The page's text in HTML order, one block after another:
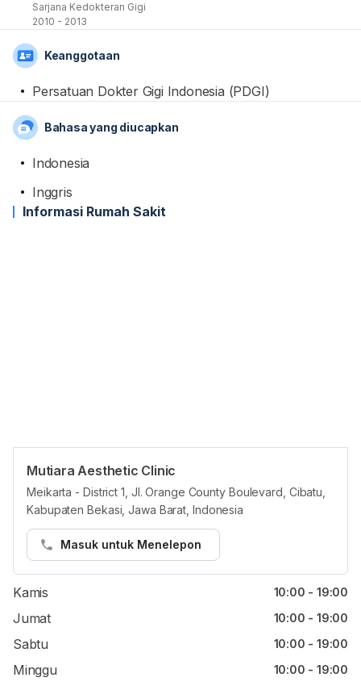
Sarjana Kedokteran Gigi
2010 - 2013
Keanggotaan
Persatuan Dokter Gigi Indonesia (PDGI)
Bahasa yang diucapkan
Indonesia
Inggris
Informasi Rumah Sakit
Mutiara Aesthetic Clinic
Meikarta - District 1, Jl. Orange County Boulevard, Cibatu,
Kabupaten Bekasi, Jawa Barat, Indonesia
Masuk untuk Menelepon
Jam reguler
Senin
Selasa
Kamis 10:00 - 19:00
Jumat 10:00 - 19:00
Sabtu 10:00 - 19:00
Minggu 10:00 - 19:00